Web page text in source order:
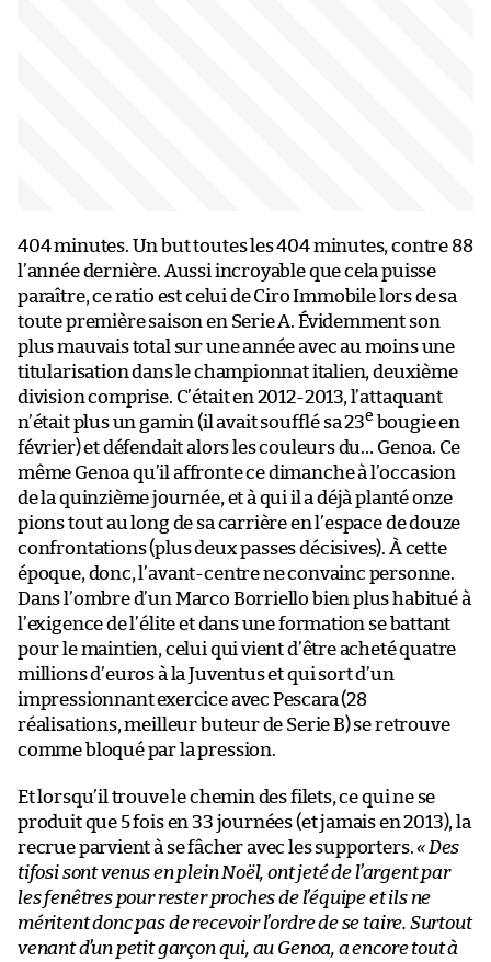
404 minutes. Un but toutes les 404 minutes, contre 88
l’année dernière. Aussi incroyable que cela puisse
paraître, ce ratio est celui de Ciro Immobile lors de sa
toute première saison en Serie A. Évidemment son
plus mauvais total sur une année avec au moins une
titularisation dans le championnat italien, deuxième
division comprise. C’était en 2012-2013, l’attaquant
n’était plus un gamin (il avait soufflé sa 23e bougie en
février) et défendait alors les couleurs du… Genoa. Ce
même Genoa qu’il affronte ce dimanche à l’occasion
de la quinzième journée, et à qui il a déjà planté onze
pions tout au long de sa carrière en l’espace de douze
confrontations (plus deux passes décisives). À cette
époque, donc, l’avant-centre ne convainc personne.
Dans l’ombre d’un Marco Borriello bien plus habitué à
l’exigence de l’élite et dans une formation se battant
pour le maintien, celui qui vient d’être acheté quatre
millions d’euros à la Juventus et qui sort d’un
impressionnant exercice avec Pescara (28
réalisations, meilleur buteur de Serie B) se retrouve
comme bloqué par la pression.
Et lorsqu’il trouve le chemin des filets, ce qui ne se
produit que 5 fois en 33 journées (et jamais en 2013), la
recrue parvient à se fâcher avec les supporters.« Des
tifosi sont venus en plein Noël, ont jeté de l’argent par
les fenêtres pour rester proches de l’équipe et ils ne
méritent donc pas de recevoir l’ordre de se taire. Surtout
venant d’un petit garçon qui, au Genoa, a encore tout à